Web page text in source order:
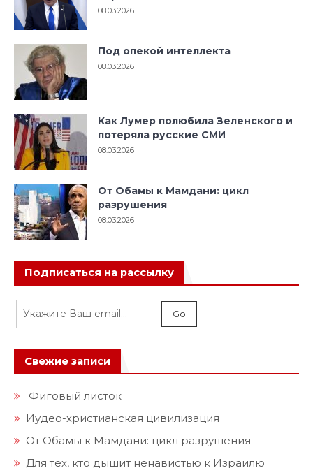
08.03.2026
Под опекой интеллекта
08.03.2026
Как Лумер полюбила Зеленского и
потеряла русские СМИ
08.03.2026
От Обамы к Мамдани: цикл
разрушения
08.03.2026
Подписаться на рассылку
Свежие записи
Фиговый листок
Иудео-христианская цивилизация
От Обамы к Мамдани: цикл разрушения
Для тех, кто дышит ненавистью к Израилю